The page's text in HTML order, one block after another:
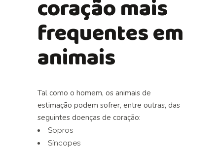
coração mais
frequentes em
animais
Tal como o homem, os animais de
estimação podem sofrer, entre outras, das
seguintes doenças de coração:
Sopros
Síncopes